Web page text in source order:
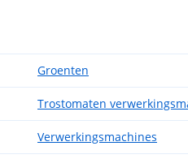
Groenten
Trostomaten
Verwerkingsmachines